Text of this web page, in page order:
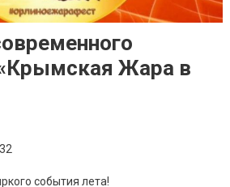
Жара в
события лета!